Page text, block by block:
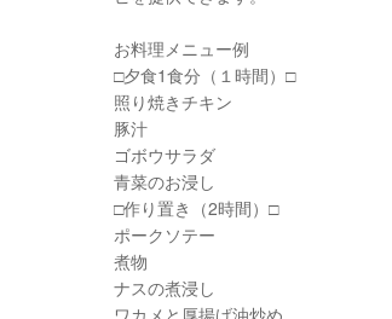
お料理メニュー例
□︎夕食1食分（１時間）□︎
照り焼きチキン
豚汁
ゴボウサラダ
青菜のお浸し
□︎作り置き（2時間）□︎
ポークソテー
煮物
ナスの煮浸し
ワカメと厚揚げ油炒め